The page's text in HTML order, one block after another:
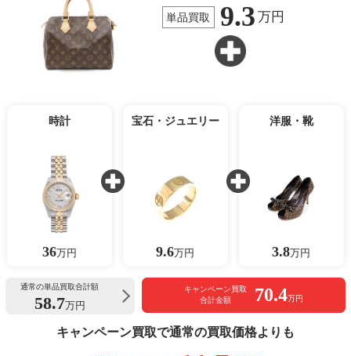
単品買取 9.3 万円
時計
36万円
宝石・ジュエリー
9.6万円
洋服・靴
3.8万円
通常の単品買取合計額
58.7万円
キャンペーン買取
合計金額
70.4万円
キャンペーン買取で通常の買取価格よりも